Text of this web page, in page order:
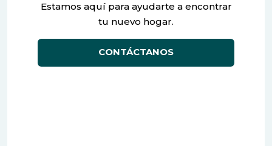
Estamos aquí para ayudarte a encontrar
tu nuevo hogar.
CONTÁCTANOS